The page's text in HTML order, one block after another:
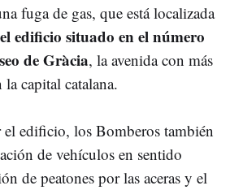
fuga de gas, que está localizada
edificio situado en el número
de Gràcia, la avenida con más
capital catalana.
el edificio, los Bomberos también
de vehículos en sentido
de peatones por las aceras y el